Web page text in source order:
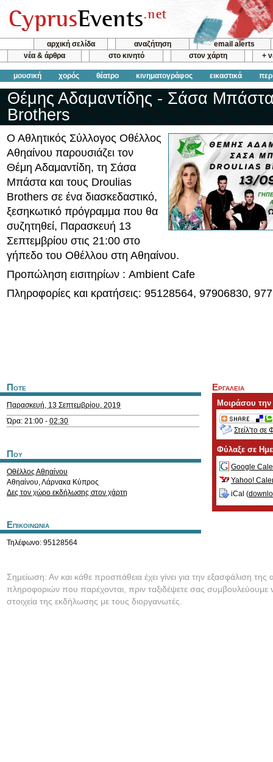
αρχική σελίδα αναζήτηση
email alerts
νέα & άρθρα
στο κινητό στον χάρτη +
μουσική χορός θέατρο κινηματογράφος εικαστικά
Θέμης Αδαμαντίδης - Σάσα
Brothers
Ο Αθλητικός Σύλλογος Οθέλλος
Αθηαίνου παρουσιάζει τον
Θέμη Αδαμαντίδη, τη Σάσα
Μπάστα και τους Droulias
Brothers σε ένα διασκεδαστικό,
ξεσηκωτικό πρόγραμμα που θα
συζητηθεί, Παρασκευή 13
Σεπτεμβρίου στις 21:00 στο
γήπεδο του Οθέλλου στη Αθηαίνου.
Προπώληση εισιτηρίων : Ambient Cafe
Πληροφορίες και κρατήσεις: 95128564, 97906830,
Ποτε
Παρασκευή, 13 Σεπτεμβρίου, 2019
Ώρα: 21:00 - 02:30
Που
Οθέλλος Αθηαίνου
Αθηαίνου,Λάρνακα Κύπρος
Δες τον χώρο εκδήλωσης στον χάρτη
Επικοινωνια
Τηλέφωνο: 95128564
Εργαλεια
Μοιράσου
Στείλ'το σε
Φύλαξε σε
Google
Yahoo!
iCal (
Σημείωση: Αν και κάθε προσπάθεια έχει γίνει για την εξασφάλιση της
πληροφοριών που παρέχονται, πριν ταξιδέψετε σας συμβουλεύουμε
στοιχεία της εκδήλωσης με τους διοργανωτές.